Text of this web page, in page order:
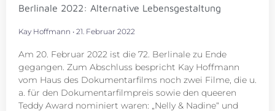
Berlinale 2022: Alternative Lebensgestaltung
Kay Hoffmann 21. Februar 2022
Am 20. Februar 2022 ist die 72. Berlinale zu Ende
gegangen. Zum Abschluss bespricht Kay Hoffmann
vom Haus des Dokumentarfilms noch zwei Filme, die u.
a. für den Dokumentarfilmpreis sowie den queeren
Teddy Award nominiert waren: „Nelly & Nadine“ und